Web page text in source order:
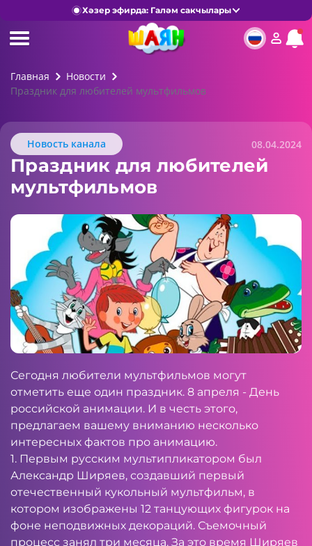
Хәзер эфирда: Галәм сакчылары
Главная
Новости
Праздник для любителей мультфильмов
Новость канала 08.04.2024
Праздник для любителей
мультфильмов
Сегодня любители мультфильмов могут
отметить еще один праздник. 8 апреля - День
российской анимации. И в честь этого,
предлагаем вашему вниманию несколько
интересных фактов про анимацию.
1. Первым русским мультипликатором был
Александр Ширяев, создавший первый
отечественный кукольный мультфильм, в
котором изображены 12 танцующих фигурок на
фоне неподвижных декораций. Съемочный
процесс занял три месяца. За это время Ширяев